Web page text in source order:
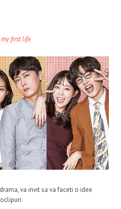
va invit sa va faceti o idee